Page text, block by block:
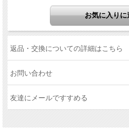
返品・交換についての詳細はこちら
お問い合わせ
友達にメールですすめる